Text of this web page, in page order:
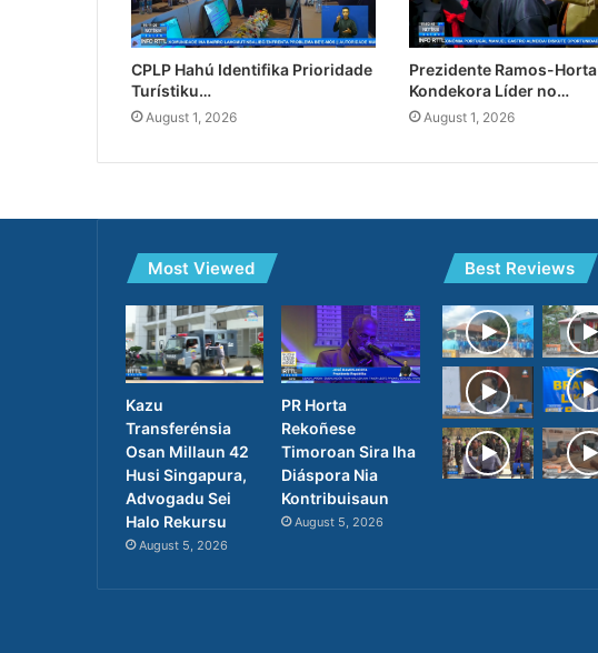
CPLP Hahú Identifika Prioridade
Turístiku…
August 1, 2026
Prezidente Ramos-Horta
Kondekora Líder no…
August 1, 2026
Most Viewed
Kazu
Transferénsia
Osan Millaun 42
Husi Singapura,
Advogadu Sei
Halo Rekursu
August 5, 2026
PR Horta
Rekoñese
Timoroan Sira Iha
Diáspora Nia
Kontribuisaun
August 5, 2026
Best Reviews